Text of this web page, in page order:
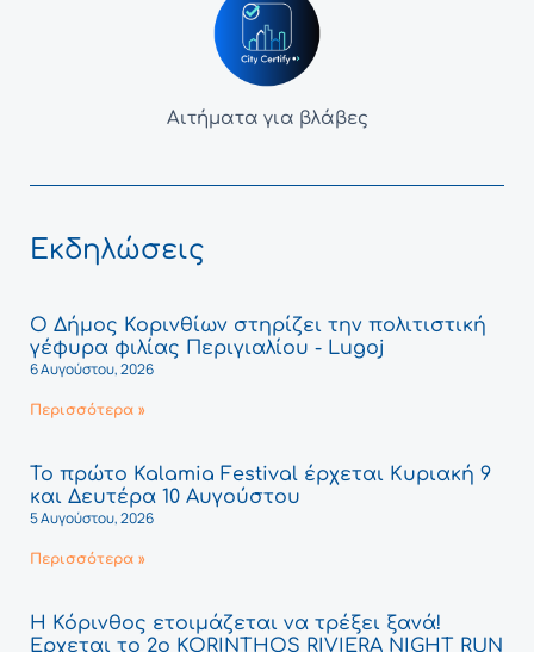
Αιτήματα για βλάβες
Εκδηλώσεις
Ο Δήμος Κορινθίων στηρίζει την πολιτιστική
γέφυρα φιλίας Περιγιαλίου - Lugoj
6 Αυγούστου, 2026
Περισσότερα »
Το πρώτο Kalamia Festival έρχεται Κυριακή 9
και Δευτέρα 10 Αυγούστου
5 Αυγούστου, 2026
Περισσότερα »
Η Κόρινθος ετοιμάζεται να τρέξει ξανά!
Έρχεται το 2ο KORINTHOS RIVIERA NIGHT RUN